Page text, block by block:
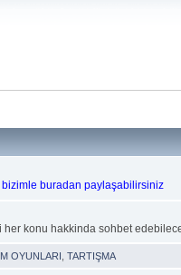
buradan paylaşabilirsiniz
konu hakkinda sohbet
OYUNLARI ,TARTIŞMA